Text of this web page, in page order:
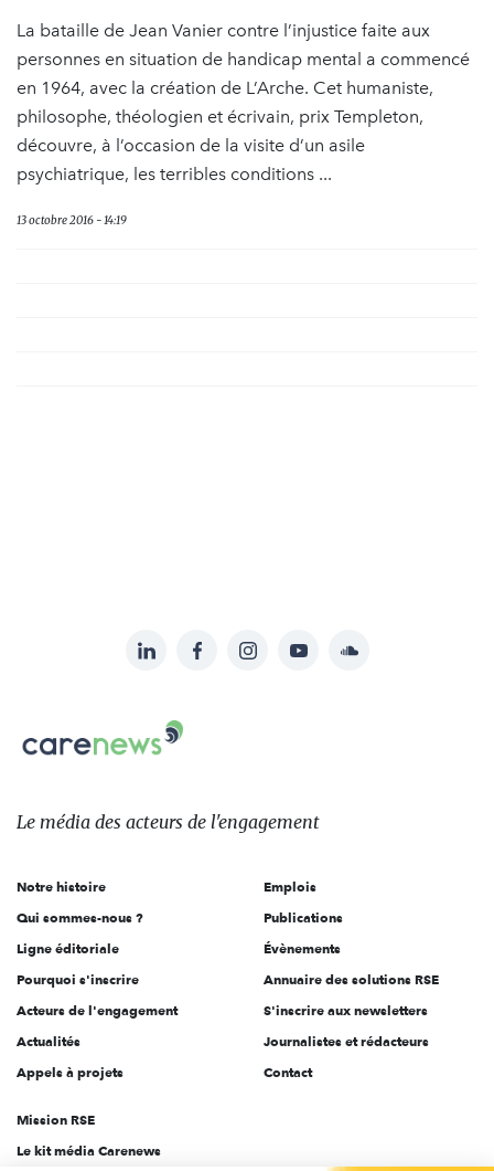
La bataille de Jean Vanier contre l’injustice faite aux
personnes en situation de handicap mental a commencé
en 1964, avec la création de L’Arche. Cet humaniste,
philosophe, théologien et écrivain, prix Templeton,
découvre, à l’occasion de la visite d’un asile
psychiatrique, les terribles conditions ...
13 octobre 2016 - 14:19
sur:
LinkedInFacebookInstagramYouTubeSoundcloud
Carenews,
Le
des
l'engagement
Le média des acteurs de l'engagement
Notre histoire
Qui sommes-nous ?
Ligne éditoriale
Pourquoi s'inscrire
Acteurs de l'engagement
Actualités
Appels à projets
Emplois
Publications
Évènements
Annuaire des solutions RSE
S'inscrire aux newsletters
Journalistes et rédacteurs
Contact
Mission RSE
Le kit média Carenews